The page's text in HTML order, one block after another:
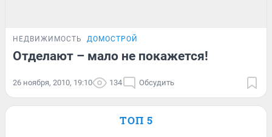
НЕДВИЖИМОСТЬ ДОМОСТРОЙ
Отделают – мало не покажется!
26 ноября, 2010, 19:10 134 Обсудить
ТОП 5